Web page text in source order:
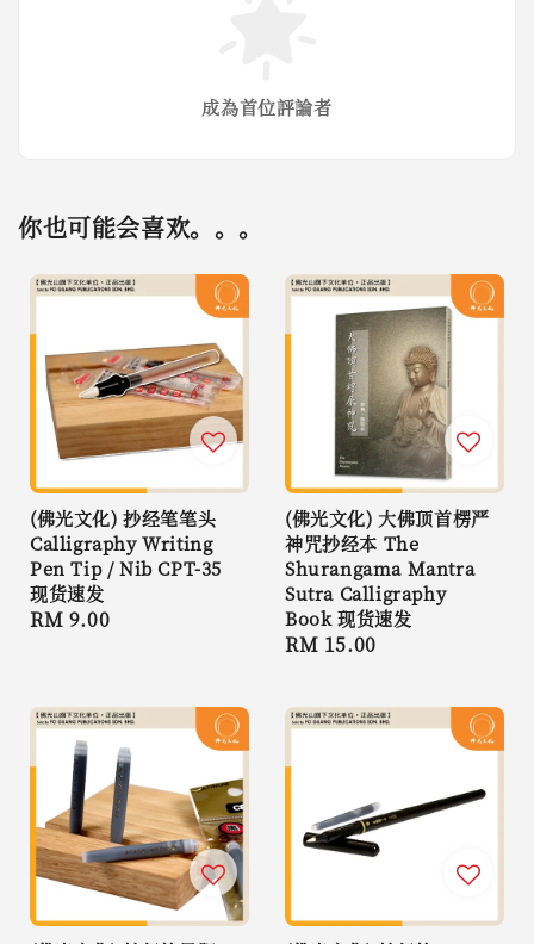
成為首位評論者
你也可能会喜欢。。。
(佛光文化) 抄经笔笔头
Calligraphy Writing
Pen Tip / Nib CPT-35
现货速发
Regular
RM 9.00
(佛光文化) 大佛顶首楞严
神咒抄经本 The
Shurangama Mantra
Sutra Calligraphy
Book 现货速发
Regular
RM 15.00